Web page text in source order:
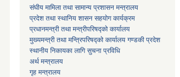
संघीय मामिला तथा सामान्य प्रशासन मन्त्रालय
प्रदेश तथा स्थानिय शासन सहयोग कार्यक्रम
प्रधानमन्त्री तथा मन्त्रीपरिषद्को कार्यालय
मुख्यमन्त्री तथा मन्त्रिपरिषद्को कार्यालय गण्डकी प्रदेश
स्थानीय निकायका लागि सुचना प्रविधि
अर्थ मन्त्रालय
गृह मन्त्रालय